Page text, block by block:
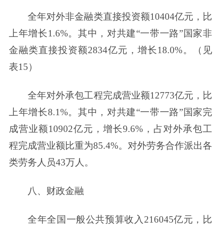
全年对外非金融类直接投资额10404亿元，比
上年增长1.6%。其中，对共建“一带一路”国家非
金融类直接投资额2834亿元，增长18.0%。（见
表15）
全年对外承包工程完成营业额12773亿元，比
上年增长8.1%。其中，对共建“一带一路”国家完
成营业额10902亿元，增长9.6%，占对外承包工
程完成营业额比重为85.4%。对外劳务合作派出各
类劳务人员43万人。
八、财政金融
全年全国一般公共预算收入216045亿元，比